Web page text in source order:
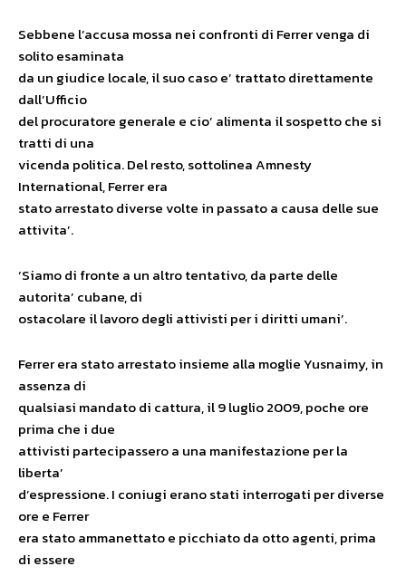
Sebbene l’accusa mossa nei confronti di Ferrer venga di
solito esaminata
da un giudice locale, il suo caso e’ trattato direttamente
dall’Ufficio
del procuratore generale e cio’ alimenta il sospetto che si
tratti di una
vicenda politica. Del resto, sottolinea Amnesty
International, Ferrer era
stato arrestato diverse volte in passato a causa delle sue
attivita’.
‘Siamo di fronte a un altro tentativo, da parte delle
autorita’ cubane, di
ostacolare il lavoro degli attivisti per i diritti umani’.
Ferrer era stato arrestato insieme alla moglie Yusnaimy, in
assenza di
qualsiasi mandato di cattura, il 9 luglio 2009, poche ore
prima che i due
attivisti partecipassero a una manifestazione per la
liberta’
d’espressione. I coniugi erano stati interrogati per diverse
ore e Ferrer
era stato ammanettato e picchiato da otto agenti, prima
di essere